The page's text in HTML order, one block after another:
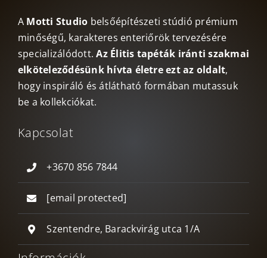
A Motti Studio belsőépítészeti stúdió prémium
minőségű, karakteres enteriőrök tervezésére
specializálódott.Az Élitis tapéták iránti szakmai
elköteleződésünk hívta életre ezt az oldalt,
hogy inspiráló és átlátható formában mutassuk
be a kollekciókat.
Kapcsolat
+3670 856 7844
[email protected]
Szentendre, Barackvirág utca 1/A